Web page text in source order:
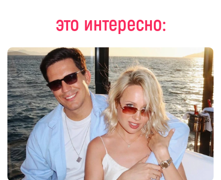
это интересно: